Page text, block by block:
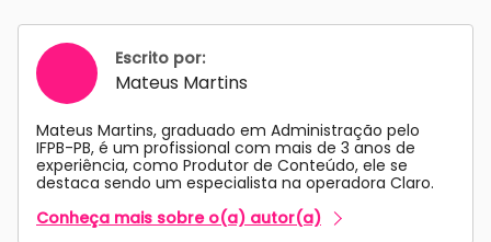
Escrito por:
Mateus Martins
Mateus Martins, graduado em Administração pelo
IFPB-PB, é um profissional com mais de 3 anos de
experiência, como Produtor de Conteúdo, ele se
destaca sendo um especialista na operadora Claro.
Conheça mais sobre o(a) autor(a)